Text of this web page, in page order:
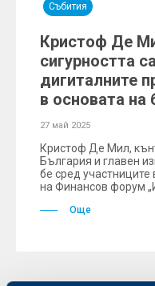
Събития
Кристоф Де
сигурността
дигиталните
в основата на
27 май 2025
Кристоф Де Мил,
България и главен
бе сред
на Финансов форум
Още